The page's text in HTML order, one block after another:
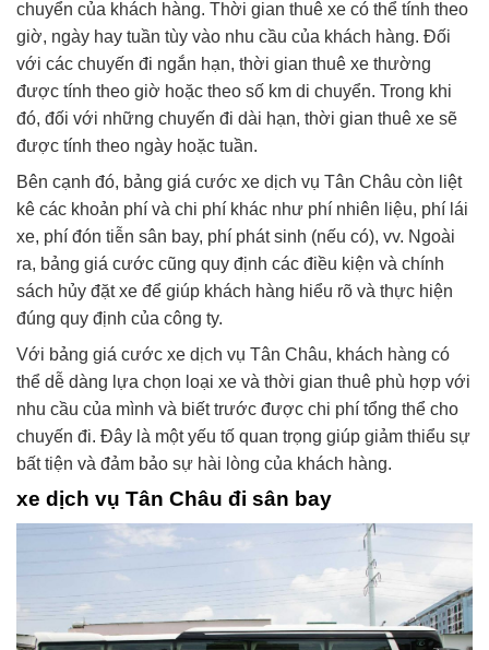
chuyển của khách hàng. Thời gian thuê xe có thể tính theo
giờ, ngày hay tuần tùy vào nhu cầu của khách hàng. Đối
với các chuyến đi ngắn hạn, thời gian thuê xe thường
được tính theo giờ hoặc theo số km di chuyển. Trong khi
đó, đối với những chuyến đi dài hạn, thời gian thuê xe sẽ
được tính theo ngày hoặc tuần.
Bên cạnh đó, bảng giá cước xe dịch vụ Tân Châu còn liệt
kê các khoản phí và chi phí khác như phí nhiên liệu, phí lái
xe, phí đón tiễn sân bay, phí phát sinh (nếu có), vv. Ngoài
ra, bảng giá cước cũng quy định các điều kiện và chính
sách hủy đặt xe để giúp khách hàng hiểu rõ và thực hiện
đúng quy định của công ty.
Với bảng giá cước xe dịch vụ Tân Châu, khách hàng có
thể dễ dàng lựa chọn loại xe và thời gian thuê phù hợp với
nhu cầu của mình và biết trước được chi phí tổng thể cho
chuyến đi. Đây là một yếu tố quan trọng giúp giảm thiểu sự
bất tiện và đảm bảo sự hài lòng của khách hàng.
xe dịch vụ Tân Châu đi sân bay